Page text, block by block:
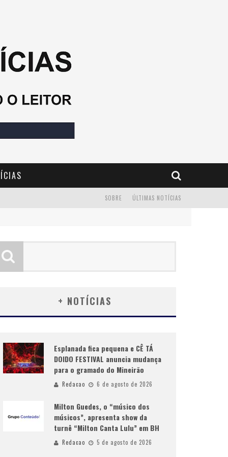
ÚLTIMAS NOTÍCIAS
SOBRE
+ NOTÍCIAS
Esplanada fica pequena e CÊ TÁ
DOIDO FESTIVAL anuncia mudança
para o gramado do Mineirão
Redacao 6 de agosto de 2026
Milton Guedes, o “músico dos
músicos”, apresenta show da
turnê “Milton Canta Lulu” em BH
Redacao 5 de agosto de 2026